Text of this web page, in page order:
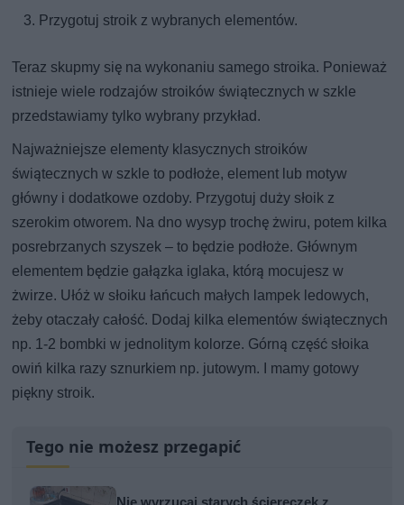
Przygotuj stroik z wybranych elementów.
Teraz skupmy się na wykonaniu samego stroika. Ponieważ
istnieje wiele rodzajów stroików świątecznych w szkle
przedstawiamy tylko wybrany przykład.
Najważniejsze elementy klasycznych stroików
świątecznych w szkle to podłoże, element lub motyw
główny i dodatkowe ozdoby. Przygotuj duży słoik z
szerokim otworem. Na dno wysyp trochę żwiru, potem kilka
posrebrzanych szyszek – to będzie podłoże. Głównym
elementem będzie gałązka iglaka, którą mocujesz w
żwirze. Ułóż w słoiku łańcuch małych lampek ledowych,
żeby otaczały całość. Dodaj kilka elementów świątecznych
np. 1-2 bombki w jednolitym kolorze. Górną część słoika
owiń kilka razy sznurkiem np. jutowym. I mamy gotowy
piękny stroik.
Tego nie możesz przegapić